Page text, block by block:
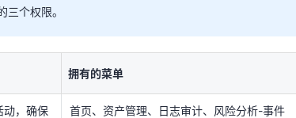
理云主机、弹性网络等权限，还需配置如下策略：
个权限。
拥有的菜单
动，确保
首页、资产管理、日志审计、风险分析-事件